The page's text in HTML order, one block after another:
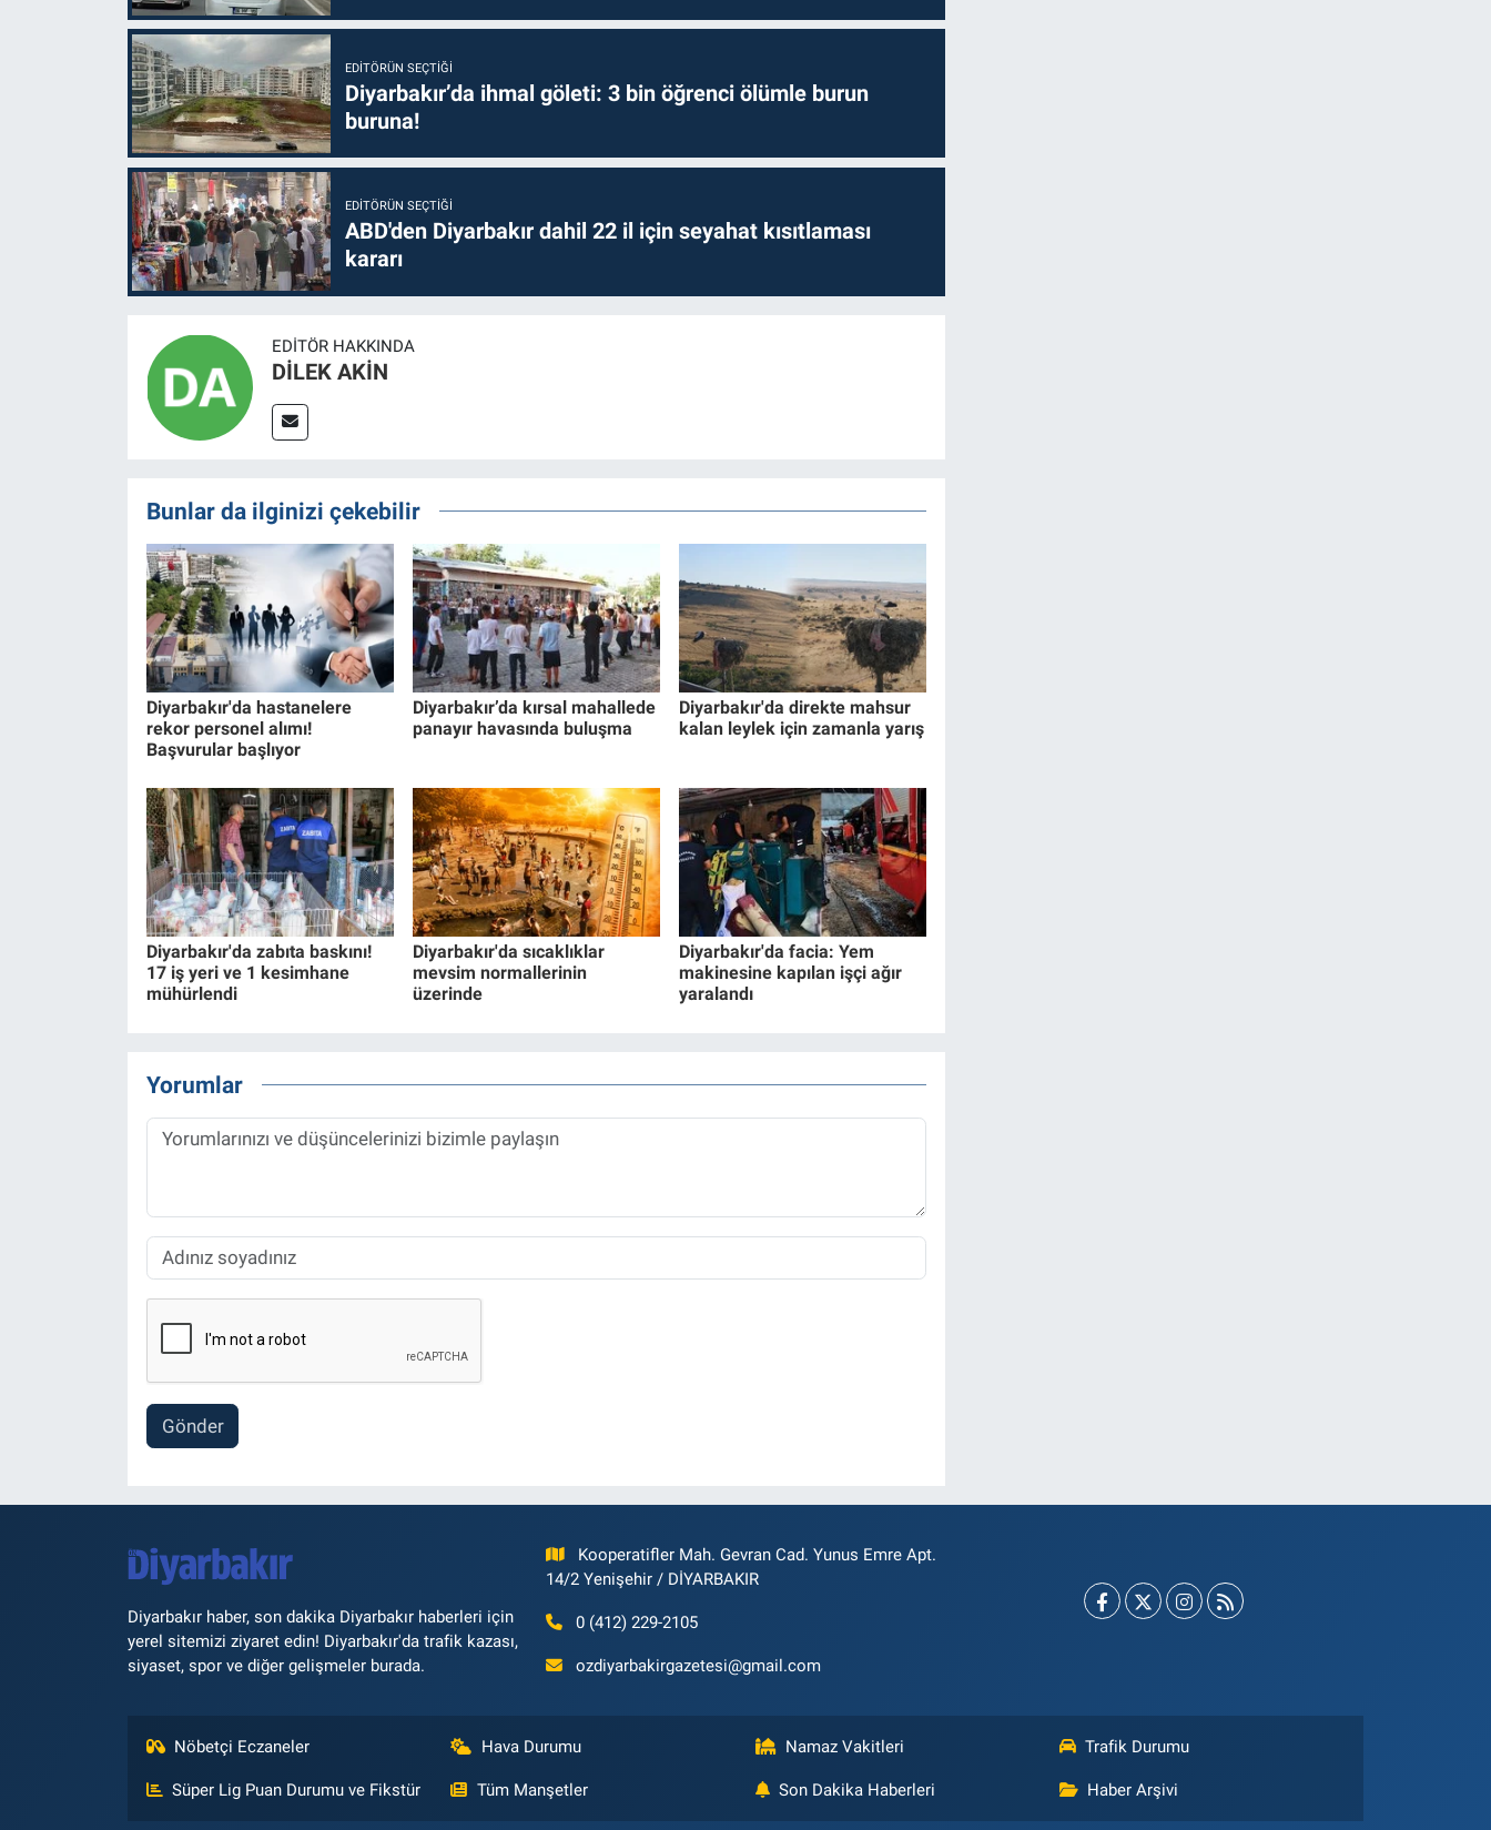
EDITÖRÜN SEÇTIĞI
Diyarbakır’da ihmal göleti: 3 bin öğrenci ölümle burun
buruna!
EDITÖRÜN SEÇTIĞI
ABD'den Diyarbakır dahil 22 il için seyahat kısıtlaması
kararı
EDITÖR HAKKINDA
DİLEK AKİN
Bunlar da ilginizi çekebilir
Diyarbakır'da hastanelere
rekor personel alımı!
Başvurular başlıyor
Diyarbakır’da kırsal mahallede
panayır havasında buluşma
Diyarbakır'da direkte mahsur
kalan leylek için zamanla yarış
Diyarbakır'da zabıta baskını!
17 iş yeri ve 1 kesimhane
mühürlendi
Diyarbakır'da sıcaklıklar
mevsim normallerinin
üzerinde
Diyarbakır'da facia: Yem
makinesine kapılan işçi ağır
yaralandı
Yorumlar
Gönder
Diyarbakır haber, son dakika Diyarbakır haberleri için
yerel sitemizi ziyaret edin! Diyarbakır'da trafik kazası,
siyaset, spor ve diğer gelişmeler burada.
Kooperatifler Mah. Gevran Cad. Yunus Emre Apt.
14/2 Yenişehir / DİYARBAKIR
0 (412) 229-2105
ozdiyarbakirgazetesi@gmail.com
Nöbetçi Eczaneler Hava Durumu Namaz Vakitleri Trafik Durumu
Süper Lig Puan Durumu ve Fikstür Tüm Manşetler Son Dakika Haberleri Haber Arşivi